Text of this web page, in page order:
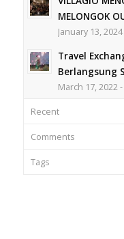
MELONGOK
January 13,
Travel
Berlangsung
March 17, 2022
Recent
Comments
Tags